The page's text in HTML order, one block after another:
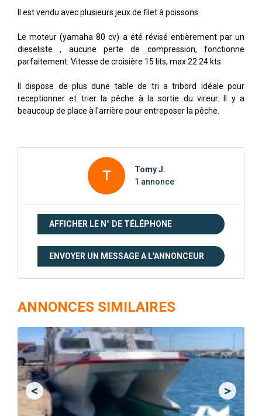
Il est vendu avec plusieurs jeux de filet à poissons
Le moteur (yamaha 80 cv) a été révisé entièrement par un
dieseliste , aucune perte de compression, fonctionne
parfaitement. Vitesse de croisière 15 lits, max 22 24 kts.
Il dispose de plus dune table de tri a tribord idéale pour
receptionner et trier la pêche à la sortie du vireur. Il y a
beaucoup de place à l'arrière pour entreposer la pêche.
T
Tomy J.
1 annonce
AFFICHER LE N° DE TÉLÉPHONE
ENVOYER UN MESSAGE A L'ANNONCEUR
ANNONCES SIMILAIRES
<Previous >Next